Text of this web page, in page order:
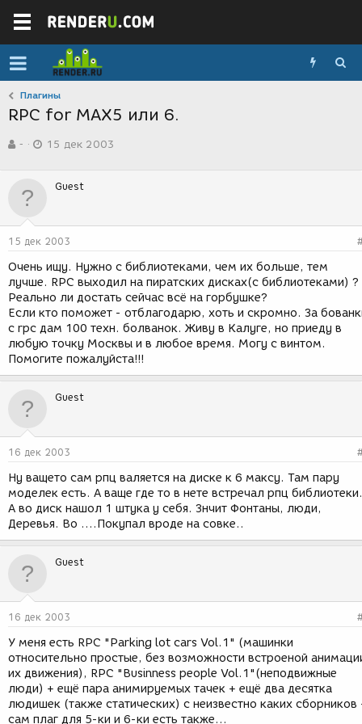
Плагины
RPC for MAX5 или 6.
в
р
м
-
а
д
н
я
15 дек 2003
Guest
15 дек 2003
Очень ищу. Нужно с библиотеками, чем их больше, тем
лучше. RPC выходил на пиратских дисках(с библиотеками) ?
Реально ли достать сейчас всё на горбушке?
Если кто поможет - отблагодарю, хоть и скромно. За
c rpc дам 100 техн. болванок. Живу в Калуге, но приеду в
любую точку Москвы и в любое время. Могу с винтом.
Помогите пожалуйста!!!
Guest
16 дек 2003
Ну ващето сам рпц валяется на диске к 6 максу. Там пару
моделек есть. А ваще где то в нете встречал рпц библиотеки.
А во диск нашол 1 штука у себя. Знчит Фонтаны, люди,
Деревья. Во ....Покупал вроде на совке..
Guest
16 дек 2003
У меня есть RPC "Parking lot cars Vol.1" (машинки
относительно простые, без возможности встроеной
их движения), RPC "Businness people Vol.1"(неподвижные
люди) + ещё пара анимируемых тачек + ещё два десятка
людишек (также статических) с неизвестно каких сборников
сам плаг для 5-ки и 6-ки есть также...